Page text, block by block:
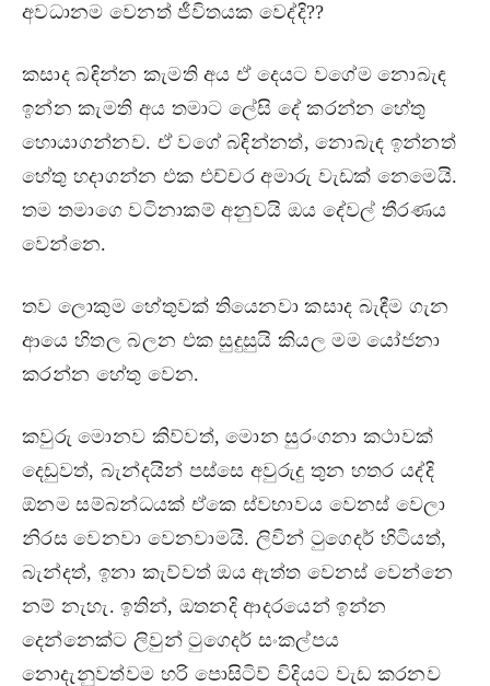
අවධානම වෙනත් ජීවිතයක වෙද්දි??
කසාද බඳින්න කැමති අය ඒ දෙයට වගේම නොබැඳ
ඉන්න කැමති අය තමාට ලේසි දේ කරන්න හේතු
හොයාගන්නව. ඒ වගේ බඳින්නත්, නොබැඳ ඉන්නත්
හේතු හදාගන්න එක එච්චර අමාරු වැඩක් නෙමෙයි.
තම තමාගෙ වටිනාකම් අනුවයි ඔය දේවල් තීරණය
වෙන්නෙ.
තව ලොකුම හේතුවක් තියෙනවා කසාද බැඳීම ගැන
ආයෙ හිතල බලන එක සුදුසුයි කියල මම යෝජනා
කරන්න හේතු වෙන.
කවුරු මොනව කිව්වත්, මොන සුරංගනා කථාවක්
දෙඩුවත්, බැන්දයින් පස්සෙ අවුරුදු තුන හතර යද්දි
ඕනම සම්බන්ධයක් ඒකෙ ස්වභාවය වෙනස් වෙලා
නිරස වෙනවා වෙනවාමයි. ලිවින් ටුගෙදර් හිටියත්,
බැන්දත්, ඉනා කැව්වත් ඔය ඇත්ත වෙනස් වෙන්නෙ
නම් නැහැ. ඉතින්, ඔතනදි ආදරයෙන් ඉන්න
දෙන්නෙක්ට ලිවුන් ටුගෙදර් සංකල්පය
නොදැනුවත්වම හරි පොසිටිව් විදියට වැඩ කරනව